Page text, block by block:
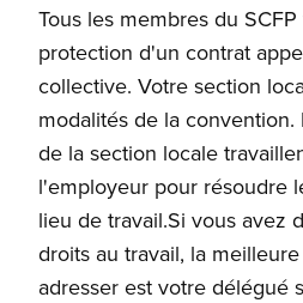
Tous les membres du
protection d'un contrat
collective. Votre section
modalités de la convention.
de la section locale
l'employeur pour résoudre
lieu de travail.Si vous avez
droits au travail, la
adresser est votre délégué